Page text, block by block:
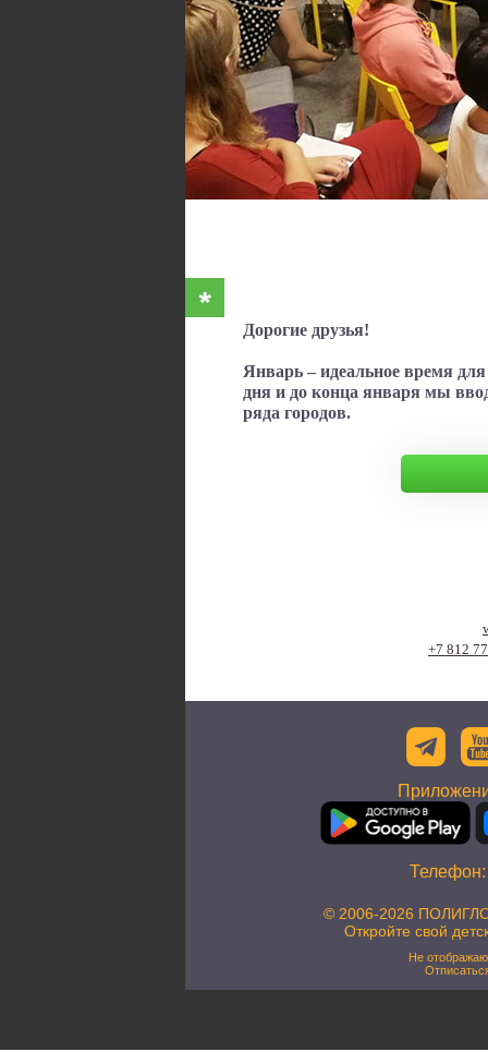
Дорогие друзья!
Январь – идеальное время
дня и до конца января мы
ряда городов.
+7 812
© 2006-2026
Откройте свой
Не